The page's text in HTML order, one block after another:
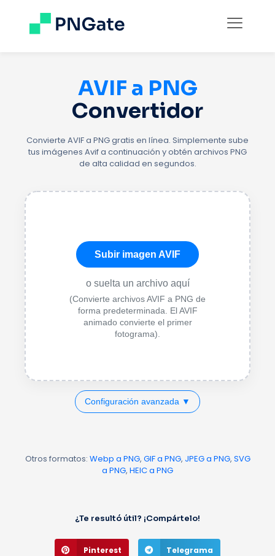
AVIF a PNG
Convertidor
Convierte AVIF a PNG gratis en línea. Simplemente sube
tus imágenes Avif a continuación y obtén archivos PNG
de alta calidad en segundos.
Subir imagen AVIF
o suelta un archivo aquí
(Convierte archivos AVIF a PNG de
forma predeterminada. El AVIF
animado convierte el primer
fotograma).
Configuración avanzada ▼
Otros formatos: Webp a PNG, GIF a PNG, JPEG a PNG, SVG
a PNG, HEIC a PNG
¿Te resultó útil? ¡Compártelo!
Pinterest Telegrama